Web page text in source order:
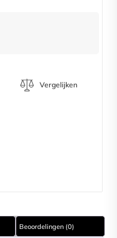
Vergelijken
Beoordelingen (0)